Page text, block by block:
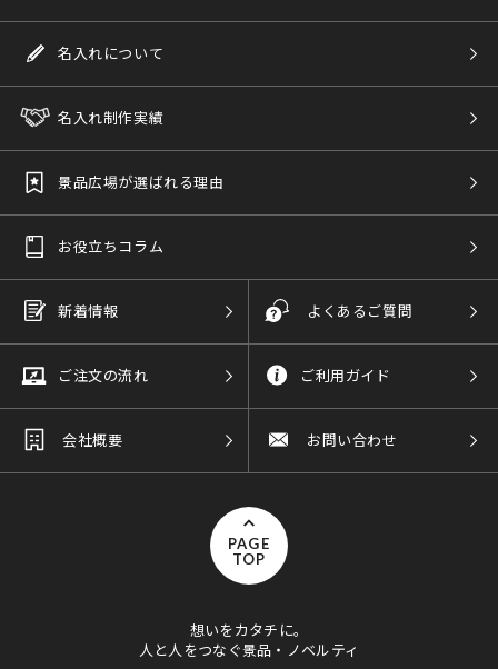
名入れについて
名入れ制作実績
景品広場が選ばれる理由
お役立ちコラム
新着情報 よくあるご質問
ご注文の流れ ご利用ガイド
会社概要 お問い合わせ
PAGE
TOP
想いをカタチに。
人と人をつなぐ景品・ノベルティ